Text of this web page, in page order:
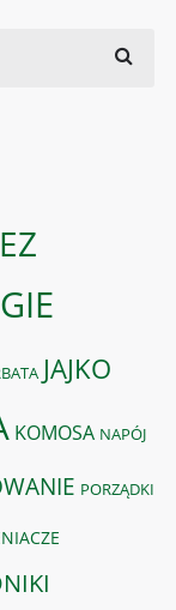
JAJKO
KOMOSA NAPÓJ
PORZĄDKI